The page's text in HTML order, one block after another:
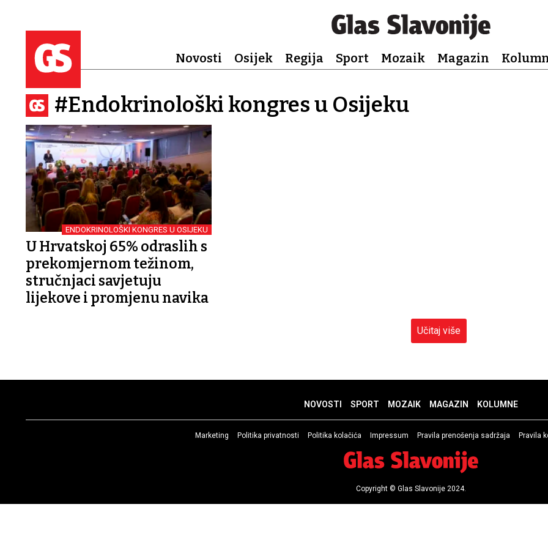
Novosti Osijek Regija Sport Mozaik Magazin
#Endokrinološki kongres u Osijeku
ENDOKRINOLOŠKI KONGRES U OSIJEKU
U Hrvatskoj 65% odraslih s
prekomjernom težinom,
stručnjaci savjetuju
lijekove i promjenu navika
Učitaj više
NOVOSTI SPORT MOZAIK MAGAZIN KOLUMNE
Marketing Politika privatnosti Politika kolačića Impressum Pravila prenošenja sadržaja Pravila
Copyright © Glas Slavonije 2024.